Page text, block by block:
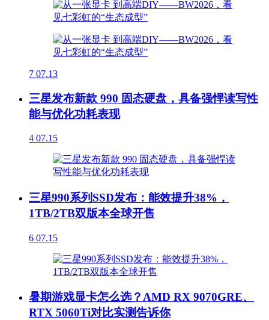
7 07.13
三星发布新款 990 固态硬盘，具备强悍读写性
能与优化功耗表现
4 07.15
三星990系列SSD发布：能效提升38%，
1TB/2TB双版本全球开售
6 07.15
暑期游戏显卡怎么选？AMD RX 9070GRE、
RTX 5060Ti对比实测告诉你